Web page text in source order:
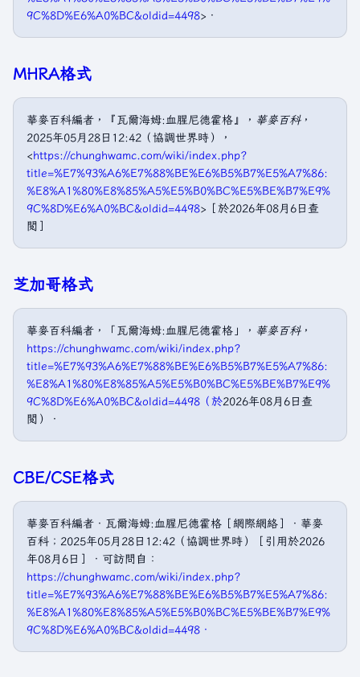
9C%8D%E6%A0%BC&oldid=4498>．
MHRA格式
華麥百科編者，『瓦爾海姆:血腥尼德霍格』， 華麥百科，
2025年05月28日12:42（協調世界時），
<https://chunghwamc.com/wiki/index.php?
title=%E7%93%A6%E7%88%BE%E6%B5%B7%E5%A7%86:
%E8%A1%80%E8%85%A5%E5%B0%BC%E5%BE%B7%E9%
9C%8D%E6%A0%BC&oldid=4498>［於2026年08月6日查
閲］
芝加哥格式
華麥百科編者，「瓦爾海姆:血腥尼德霍格」， 華麥百科，
https://chunghwamc.com/wiki/index.php?
title=%E7%93%A6%E7%88%BE%E6%B5%B7%E5%A7%86:
%E8%A1%80%E8%85%A5%E5%B0%BC%E5%BE%B7%E9%
9C%8D%E6%A0%BC&oldid=4498（於2026年08月6日查
閲）．
CBE/CSE格式
華麥百科編者．瓦爾海姆:血腥尼德霍格［網際網絡］．華麥
百科；2025年05月28日12:42（協調世界時）［引用於2026
年08月6日］．可訪問自：
https://chunghwamc.com/wiki/index.php?
title=%E7%93%A6%E7%88%BE%E6%B5%B7%E5%A7%86:
%E8%A1%80%E8%85%A5%E5%B0%BC%E5%BE%B7%E9%
9C%8D%E6%A0%BC&oldid=4498．